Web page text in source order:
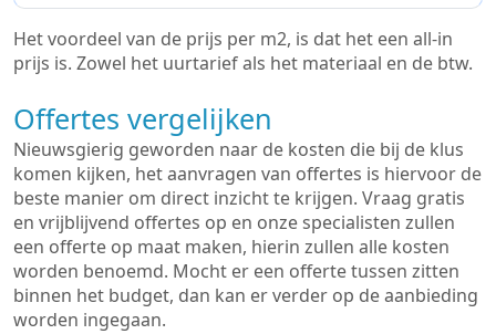
Het voordeel van de prijs per m2, is dat het een all-in
prijs is. Zowel het uurtarief als het materiaal en de btw.
Offertes vergelijken
Nieuwsgierig geworden naar de kosten die bij de klus
komen kijken, het aanvragen van offertes is hiervoor de
beste manier om direct inzicht te krijgen. Vraag gratis
en vrijblijvend offertes op en onze specialisten zullen
een offerte op maat maken, hierin zullen alle kosten
worden benoemd. Mocht er een offerte tussen zitten
binnen het budget, dan kan er verder op de aanbieding
worden ingegaan.